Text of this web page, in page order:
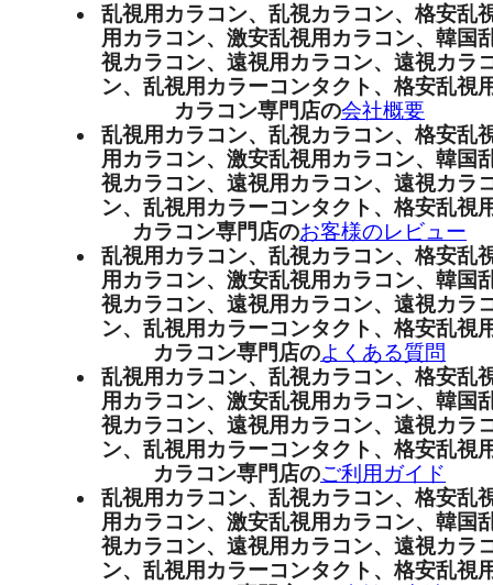
乱視用カラコン、乱視カラコン、格安乱
用カラコン、激安乱視用カラコン、韓国
視カラコン、遠視用カラコン、遠視カラ
ン、乱視用カラーコンタクト、格安乱視
カラコン専門店の会社概要
乱視用カラコン、乱視カラコン、格安乱
用カラコン、激安乱視用カラコン、韓国
視カラコン、遠視用カラコン、遠視カラ
ン、乱視用カラーコンタクト、格安乱視
カラコン専門店のお客様のレビュー
乱視用カラコン、乱視カラコン、格安乱
用カラコン、激安乱視用カラコン、韓国
視カラコン、遠視用カラコン、遠視カラ
ン、乱視用カラーコンタクト、格安乱視
カラコン専門店のよくある質問
乱視用カラコン、乱視カラコン、格安乱
用カラコン、激安乱視用カラコン、韓国
視カラコン、遠視用カラコン、遠視カラ
ン、乱視用カラーコンタクト、格安乱視
カラコン専門店のご利用ガイド
乱視用カラコン、乱視カラコン、格安乱
用カラコン、激安乱視用カラコン、韓国
視カラコン、遠視用カラコン、遠視カラ
ン、乱視用カラーコンタクト、格安乱視